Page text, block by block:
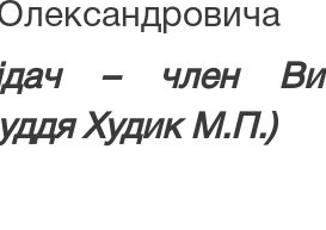
– член
Худик М.П.)